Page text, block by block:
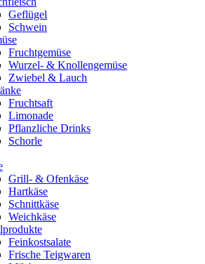
Geflügel
Schwein
Fruchtgemüse
Wurzel- & Knollengemüse
Zwiebel & Lauch
Fruchtsaft
Limonade
Pflanzliche Drinks
Schorle
Grill- & Ofenkäse
Hartkäse
Schnittkäse
Weichkäse
Feinkostsalate
Frische Teigwaren